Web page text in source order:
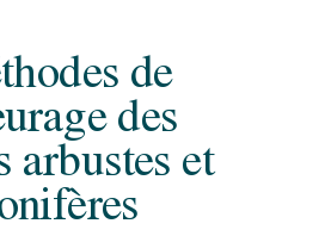
de
des
arbustes et